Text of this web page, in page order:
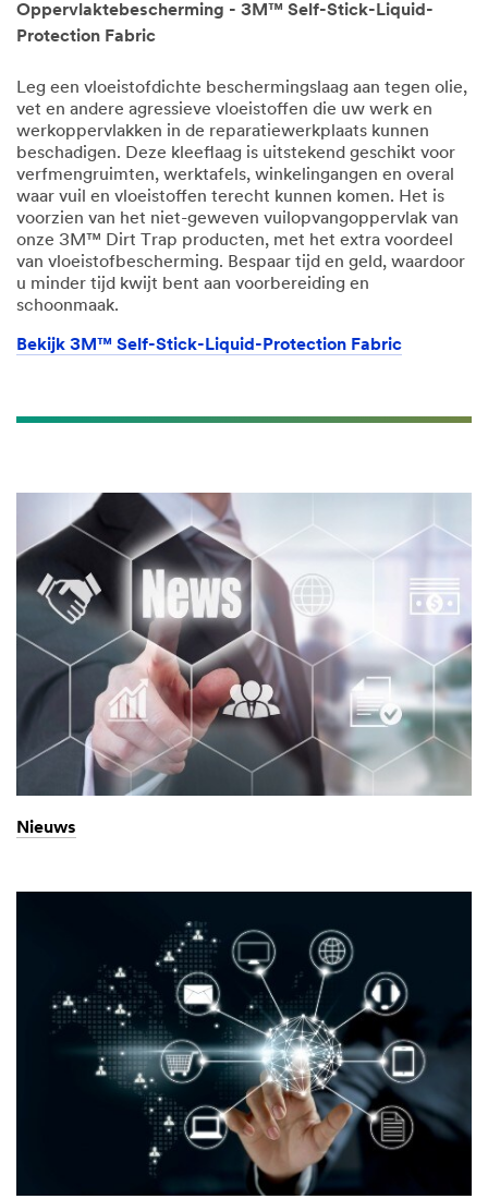
Oppervlaktebescherming - 3M™ Self-Stick-Liquid-
Protection Fabric
Leg een vloeistofdichte beschermingslaag aan tegen olie,
vet en andere agressieve vloeistoffen die uw werk en
werkoppervlakken in de reparatiewerkplaats kunnen
beschadigen. Deze kleeflaag is uitstekend geschikt voor
verfmengruimten, werktafels, winkelingangen en overal
waar vuil en vloeistoffen terecht kunnen komen. Het is
voorzien van het niet-geweven vuilopvangoppervlak van
onze 3M™ Dirt Trap producten, met het extra voordeel
van vloeistofbescherming. Bespaar tijd en geld, waardoor
u minder tijd kwijt bent aan voorbereiding en
schoonmaak.
Bekijk 3M™ Self-Stick-Liquid-Protection Fabric
Nieuws